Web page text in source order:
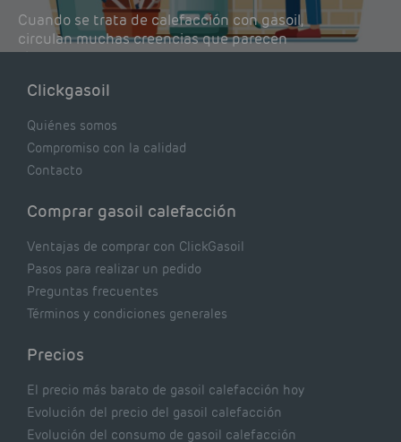
Cuando se trata de calefacción con gasoil,
circulan muchas creencias que parecen
lógicas pero que, en realidad, pueden estar
de tu caldera. Pocas se contrastan con lo que
Clickgasoil
Quiénes somos
Compromiso con la calidad
Contacto
Comprar gasoil calefacción
Ventajas de comprar con ClickGasoil
Pasos para realizar un pedido
Preguntas frecuentes
Términos y condiciones generales
Precios
El precio más barato de gasoil calefacción hoy
Evolución del precio del gasoil calefacción
Evolución del consumo de gasoil calefacción